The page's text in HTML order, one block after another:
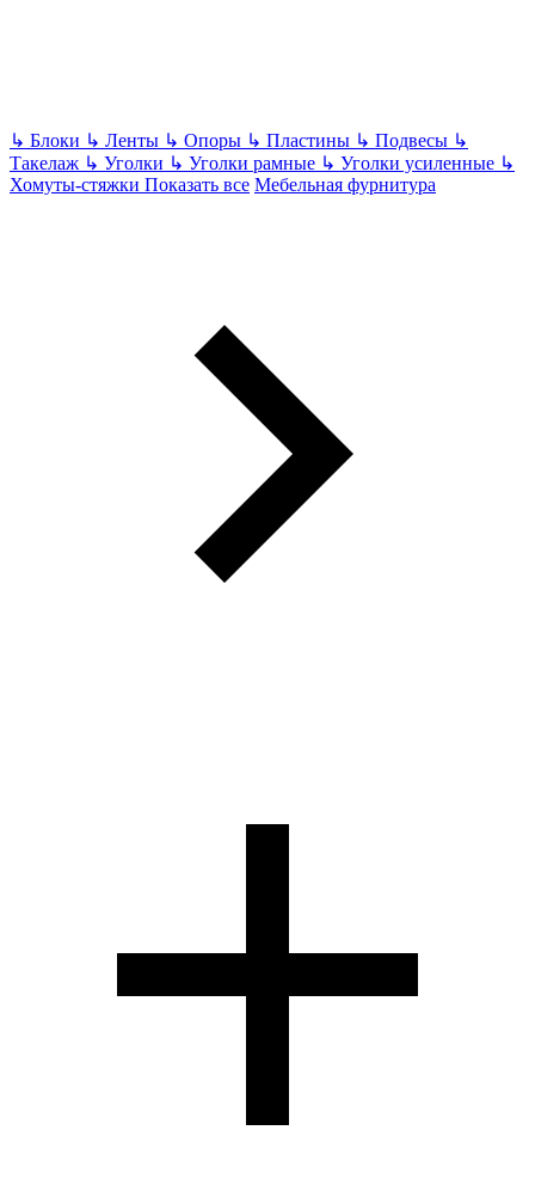
↳ Блоки ↳ Ленты ↳ Опоры ↳ Пластины ↳ Подвесы ↳
Такелаж ↳ Уголки ↳ Уголки рамные ↳ Уголки усиленные ↳
Хомуты-стяжки Показать все Мебельная фурнитура